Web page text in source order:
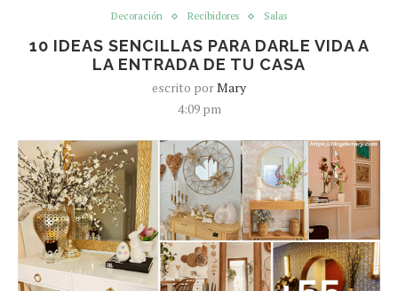
Decoración Recibidores Salas
10 IDEAS SENCILLAS PARA DARLE VIDA A
LA ENTRADA DE TU CASA
escrito porMary
4:09 pm